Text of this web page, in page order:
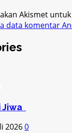
Akismet
data komentar
Jiwa
20260